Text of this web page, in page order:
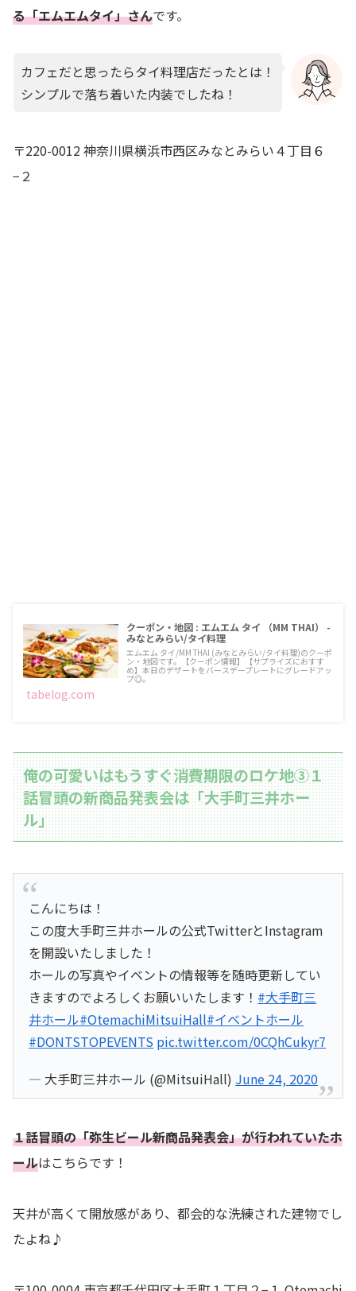
る「エムエムタイ」さんです。
カフェだと思ったらタイ料理店だったとは！
シンプルで落ち着いた内装でしたね！
〒220-0012 神奈川県横浜市西区みなとみらい４丁目６
−２
クーポン・地図 : エムエム タイ （MM THAI） -
みなとみらい/タイ料理
エムエム タイ/MM THAI (みなとみらい/タイ料理)のクーポ
ン・地図です。【クーポン情報】【サプライズにおすす
め】本日のデザートをバースデープレートにグレードアッ
プ◎。
tabelog.com
俺の可愛いはもうすぐ消費期限のロケ地③１
話冒頭の新商品発表会は「大手町三井ホー
ル」
こんにちは！
この度大手町三井ホールの公式TwitterとInstagram
を開設いたしました！
ホールの写真やイベントの情報等を随時更新してい
きますのでよろしくお願いいたします！ #大手町三
井ホール#OtemachiMitsuiHall#イベントホール
#DONTSTOPEVENTS pic.twitter.com/0CQhCukyr7
— 大手町三井ホール (@MitsuiHall) June 24, 2020
１話冒頭の「弥生ビール新商品発表会」が行われていたホ
ールはこちらです！
天井が高くて開放感があり、都会的な洗練された建物でし
たよね♪